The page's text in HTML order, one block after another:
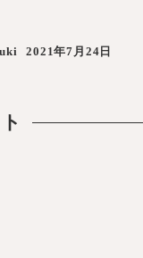
2021年7月24日